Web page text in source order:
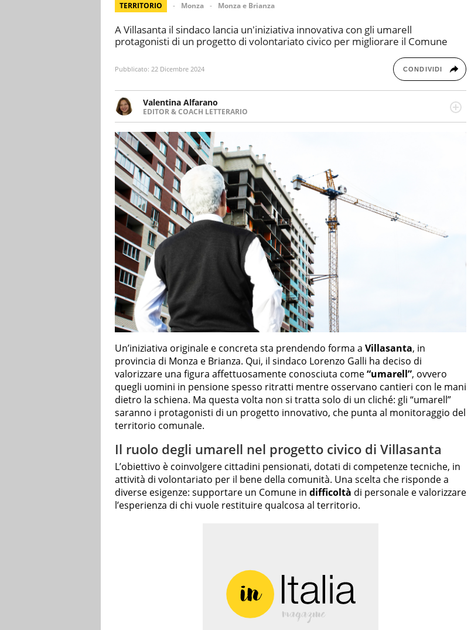
TERRITORIO Monza Monza e Brianza
A Villasanta il sindaco lancia un'iniziativa innovativa con gli umarell
protagonisti di un progetto di volontariato civico per migliorare il Comune
Pubblicato: 22 Dicembre 2024 CONDIVIDI
Valentina Alfarano
EDITOR & COACH LETTERARIO
Lavorare con le storie è la mia missione! Specializzata in storytelling di viaggi,
lavoro come editor di narrativa e coach di scrittura creativa.
Un’iniziativa originale e concreta sta prendendo forma a Villasanta, in
provincia di Monza e Brianza. Qui, il sindaco Lorenzo Galli ha deciso di
valorizzare una figura affettuosamente conosciuta come“umarell”, ovvero
quegli uomini in pensione spesso ritratti mentre osservano cantieri con le mani
dietro la schiena. Ma questa volta non si tratta solo di un cliché: gli “umarell”
saranno i protagonisti di un progetto innovativo, che punta al monitoraggio del
territorio comunale.
Il ruolo degli umarell nel progetto civico di Villasanta
L’obiettivo è coinvolgere cittadini pensionati, dotati di competenze tecniche, in
attività di volontariato per il bene della comunità. Una scelta che risponde a
diverse esigenze: supportare un Comune in difficoltà di personale e valorizzare
l’esperienza di chi vuole restituire qualcosa al territorio.